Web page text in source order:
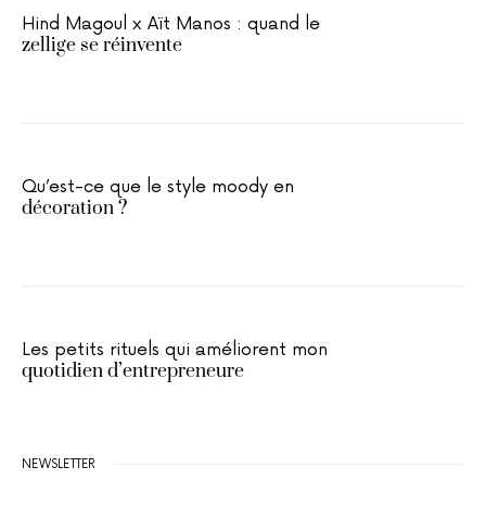
Hind Magoul x Aït Manos : quand le
zellige se réinvente
Qu’est-ce que le style moody en
décoration ?
Les petits rituels qui améliorent mon
quotidien d’entrepreneure
NEWSLETTER